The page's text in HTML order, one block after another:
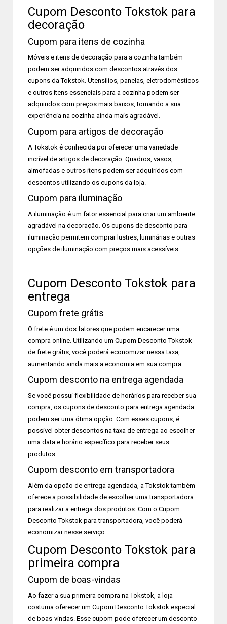
Cupom Desconto Tokstok para
decoração
Cupom para itens de cozinha
Móveis e itens de decoração para a cozinha também
podem ser adquiridos com descontos através dos
cupons da Tokstok. Utensílios, panelas, eletrodomésticos
e outros itens essenciais para a cozinha podem ser
adquiridos com preços mais baixos, tornando a sua
experiência na cozinha ainda mais agradável.
Cupom para artigos de decoração
A Tokstok é conhecida por oferecer uma variedade
incrível de artigos de decoração. Quadros, vasos,
almofadas e outros itens podem ser adquiridos com
descontos utilizando os cupons da loja.
Cupom para iluminação
A iluminação é um fator essencial para criar um ambiente
agradável na decoração. Os cupons de desconto para
iluminação permitem comprar lustres, luminárias e outras
opções de iluminação com preços mais acessíveis.
Cupom Desconto Tokstok para
entrega
Cupom frete grátis
O frete é um dos fatores que podem encarecer uma
compra online. Utilizando um Cupom Desconto Tokstok
de frete grátis, você poderá economizar nessa taxa,
aumentando ainda mais a economia em sua compra.
Cupom desconto na entrega agendada
Se você possui flexibilidade de horários para receber sua
compra, os cupons de desconto para entrega agendada
podem ser uma ótima opção. Com esses cupons, é
possível obter descontos na taxa de entrega ao escolher
uma data e horário específico para receber seus
produtos.
Cupom desconto em transportadora
Além da opção de entrega agendada, a Tokstok também
oferece a possibilidade de escolher uma transportadora
para realizar a entrega dos produtos. Com o Cupom
Desconto Tokstok para transportadora, você poderá
economizar nesse serviço.
Cupom Desconto Tokstok para
primeira compra
Cupom de boas-vindas
Ao fazer a sua primeira compra na Tokstok, a loja
costuma oferecer um Cupom Desconto Tokstok especial
de boas-vindas. Esse cupom pode oferecer um desconto